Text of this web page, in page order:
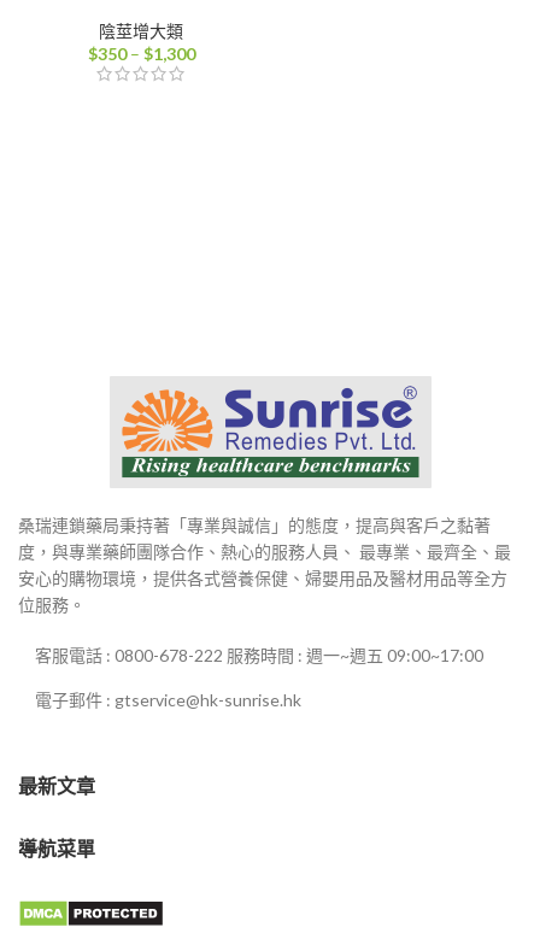
陰莖增大類
$350 – $1,300價
桑瑞連鎖藥局秉持著「專業與誠信」的態度，提高與客戶之黏著
度，與專業藥師團隊合作、熱心的服務人員、 最專業、最齊全、最
安心的購物環境，提供各式營養保健、婦嬰用品及醫材用品等全方
位服務。
客服電話 : 0800-678-222 服務時間 : 週一~週五 09:00~17:00
電子郵件 : gtservice@hk-sunrise.hk
最新文章
導航菜單